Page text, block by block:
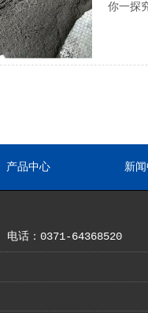
你一探
产品中心 新
电话：0371-64368520